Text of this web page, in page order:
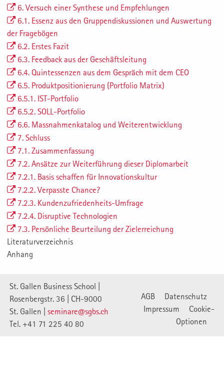
6. Versuch einer Synthese und Empfehlungen
6.1. Essenz aus den Gruppendiskussionen und Auswertung
der Fragebögen
6.2. Erstes Fazit
6.3. Feedback aus der Geschäftsleitung
6.4. Quintessenzen aus dem Gespräch mit dem CEO
6.5. Produktpositionierung (Portfolio Matrix)
6.5.1. IST-Portfolio
6.5.2. SOLL-Portfolio
6.6. Massnahmenkatalog und Weiterentwicklung
7. Schluss
7.1. Zusammenfassung
7.2. Ansätze zur Weiterführung dieser Diplomarbeit
7.2.1. Basis schaffen für Innovationskultur
7.2.2. Verpasste Chance?
7.2.3. Kundenzufriedenheits-Umfrage
7.2.4. Disruptive Technologien
7.3. Persönliche Beurteilung der Zielerreichung
Literaturverzeichnis
Anhang
St. Gallen Business School |
Rosenbergstr. 36 | CH-9000
St. Gallen | seminare@sgbs.ch
Tel. +41 71 225 40 80
AGB
Datenschutz
Impressum
Cookie-
Optionen